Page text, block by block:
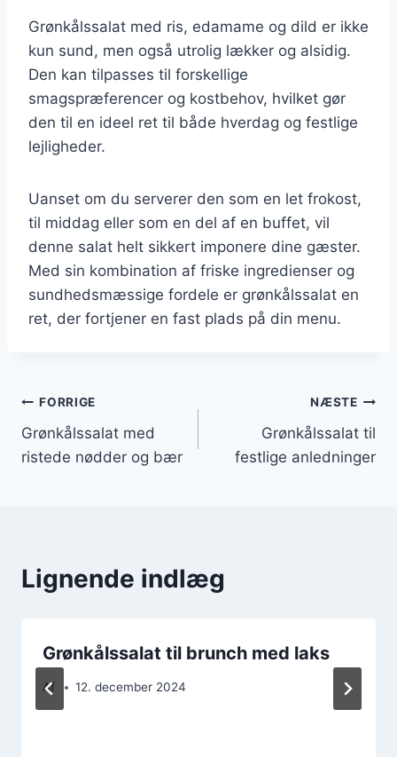
Grønkålssalat med ris, edamame og dild er ikke
kun sund, men også utrolig lækker og alsidig.
Den kan tilpasses til forskellige
smagspræferencer og kostbehov, hvilket gør
den til en ideel ret til både hverdag og festlige
lejligheder.
Uanset om du serverer den som en let frokost,
til middag eller som en del af en buffet, vil
denne salat helt sikkert imponere dine gæster.
Med sin kombination af friske ingredienser og
sundhedsmæssige fordele er grønkålssalat en
ret, der fortjener en fast plads på din menu.
Indlægsnavigation
FORRIGE
Grønkålssalat med
ristede nødder og bær
NÆSTE
Grønkålssalat til
festlige anledninger
Lignende indlæg
Grønkålssalat til brunch med laks
Af 12. december 2024